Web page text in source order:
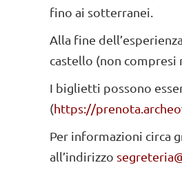
fino ai sotterranei.
Alla fine
castello (non
I biglietti possono
(https://
Per informazioni circa
all’indirizzo